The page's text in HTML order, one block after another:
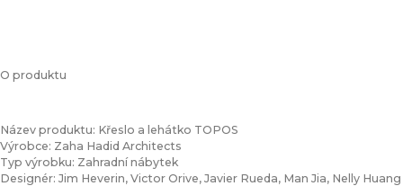
O produktu
Název produktu: Křeslo a lehátko TOPOS
Výrobce: Zaha Hadid Architects
Typ výrobku: Zahradní nábytek
Designér: Jim Heverin, Victor Orive, Javier Rueda, Man Jia, Nelly Huang